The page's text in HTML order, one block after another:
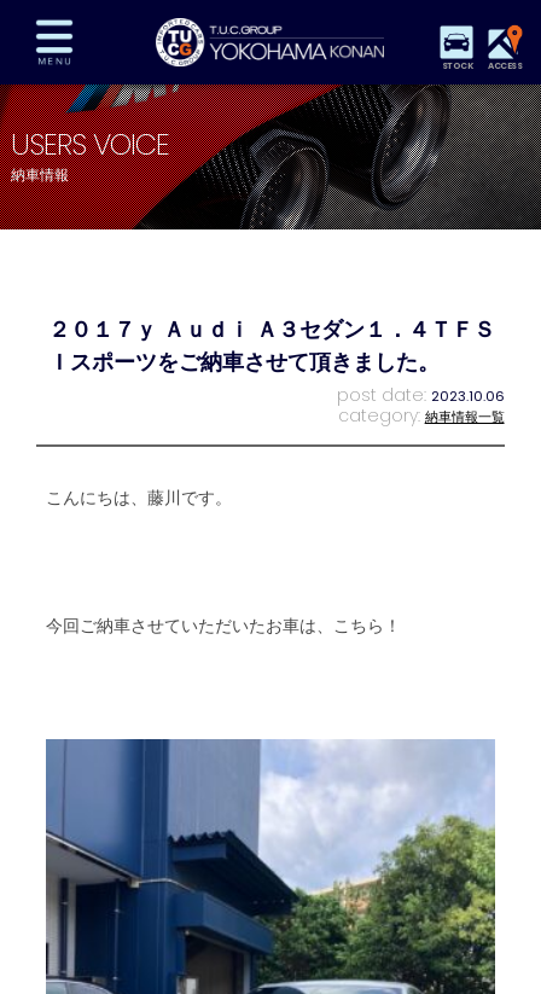
STOCK ACCESS
在庫車両情報 保証&サービス パーツリスト
TUCとは？ 店舗情報 アクセスマップ
全国納車 特別作業 注文販売
プライバシーポリシー スタッフblog
USERS VOICE
納車情報
２０１７ｙ Ａｕｄｉ Ａ３セダン１．４ＴＦＳ
Ｉスポーツをご納車させて頂きました。
post date: 2023.10.06
category: 納車情報一覧
こんにちは、藤川です。
今回ご納車させていただいたお車は、こちら！